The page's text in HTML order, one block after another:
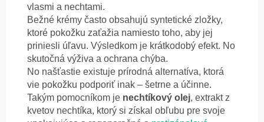
vlasmi a nechtami.
Bežné krémy často obsahujú syntetické zložky,
ktoré pokožku zaťažia namiesto toho, aby jej
priniesli úľavu. Výsledkom je krátkodobý efekt. No
skutočná výživa a ochrana chýba.
No našťastie existuje prírodná alternatíva, ktorá
vie pokožku podporiť inak – šetrne a účinne.
Takým pomocníkom je nechtíkový olej, extrakt z
kvetov nechtíka, ktorý si získal obľubu pre svoje